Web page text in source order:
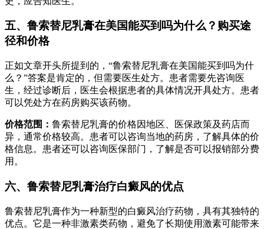
五、鲁索替尼乳膏在美国能买到吗为什么？购买途
径和价格
正如文章开头所提到的，“鲁索替尼乳膏在美国能买到吗为什
么？”答案是肯定的，但需要医生处方。患者需要先咨询医
生，经过诊断后，医生会根据患者的具体情况开具处方。患者
可以凭处方在药房购买该药物。
价格范围： 鲁索替尼乳膏的价格因地区、医保政策及药店而
异，通常价格较高。患者可以咨询当地的药房，了解具体的价
格信息。患者还可以咨询医保部门，了解是否可以报销部分费
用。
六、鲁索替尼乳膏治疗白癜风的优点
鲁索替尼乳膏作为一种新型的白癜风治疗药物，具有其独特的
优点。它是一种非激素类药物，避免了长期使用激素可能带来